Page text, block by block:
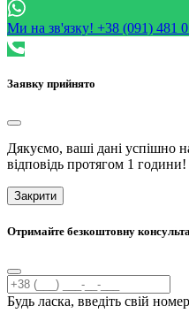
Ми на зв'язку! +38 (091) 481
Заявку прийнято
Дякуємо, ваші дані успішно
відповідь протягом 1 години!
Закрити
Отримайте безкоштовну
Будь ласка, введіть свій